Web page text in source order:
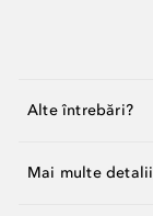
Alte întrebări?
Mai multe detalii